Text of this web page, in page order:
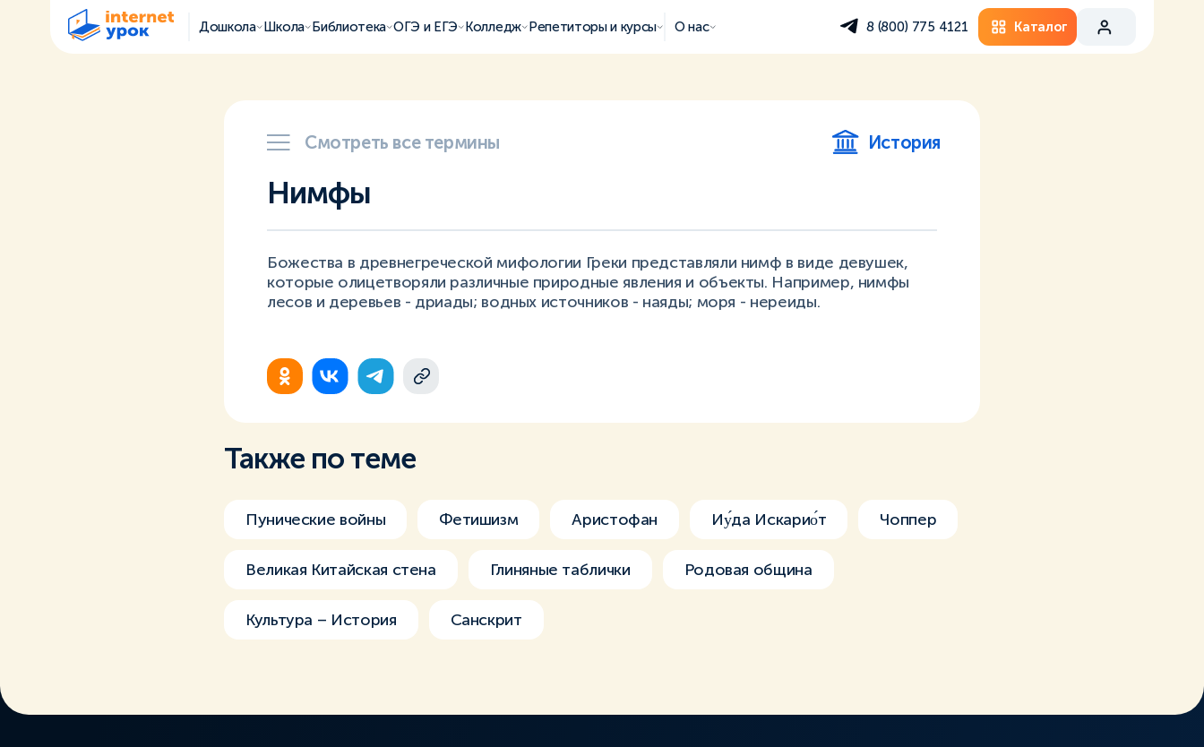
Дошкола Школа Библиотека ОГЭ и ЕГЭ Колледж Репетиторы и курсы О нас 8 (800) 775 4121 Каталог
Смотреть все термины История
Нимфы
Божества в древнегреческой мифологии Греки представляли нимф в виде девушек,
которые олицетворяли различные природные явления и объекты. Например, нимфы
лесов и деревьев - дриады; водных источников - наяды; моря - нереиды.
Также по теме
Пунические войны Фетишизм Аристофан Иу́да Искарио́т Чоппер
Великая Китайская стена Глиняные таблички Родовая община
Культура – История Санскрит